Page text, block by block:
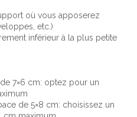
où vous apposerez
etc.)
inférieur à la plus petite
7×6 cm: optez pour un
de 5×8 cm: choisissez un